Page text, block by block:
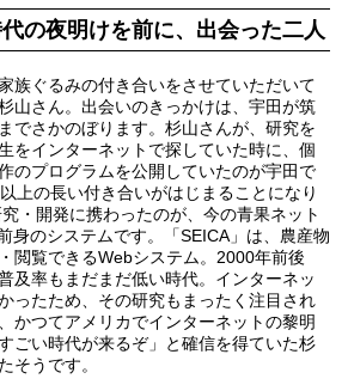
の夜明けを前に、出会った二人
族ぐるみの付き合いをさせていただいて
山さん。出会いのきっかけは、宇田が筑
でさかのぼります。杉山さんが、研究を
をインターネットで探していた時に、個
のプログラムを公開していたのが宇田で
上の長い付き合いがはじまることになり
・開発に携わったのが、今の青果ネット
身のシステムです。「SEICA」は、農産物
閲覧できるWebシステム。2000年前後
及率もまだまだ低い時代。インターネッ
ったため、その研究もまったく注目され
かつてアメリカでインターネットの黎明
ごい時代が来るぞ」と確信を得ていた杉
そうです。